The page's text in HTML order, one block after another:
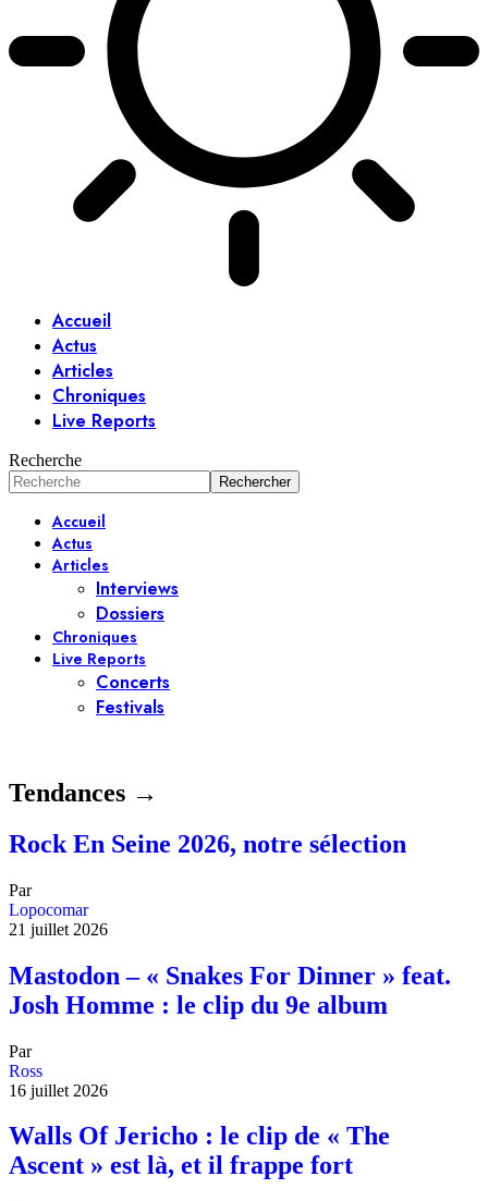
Accueil
Actus
Articles
Chroniques
Live Reports
Recherche
Accueil
Actus
Articles
Interviews
Dossiers
Chroniques
Live Reports
Concerts
Festivals
Tendances →
Rock En Seine 2026, notre sélection
Par
Lopocomar
21 juillet 2026
Mastodon – « Snakes For Dinner » feat.
Josh Homme : le clip du 9e album
Par
Ross
16 juillet 2026
Walls Of Jericho : le clip de « The
Ascent » est là, et il frappe fort